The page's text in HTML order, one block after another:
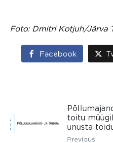
Foto: Dmitri Kotjuh/Järva
Facebook
toitu
unusta
Previous